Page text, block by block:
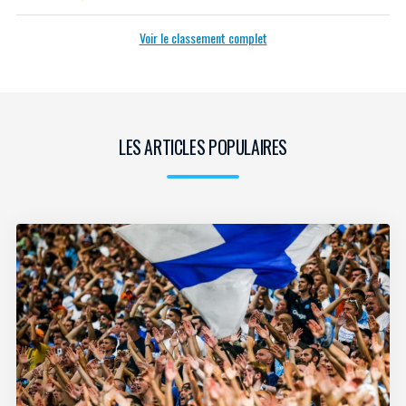
Voir le classement complet
LES ARTICLES POPULAIRES